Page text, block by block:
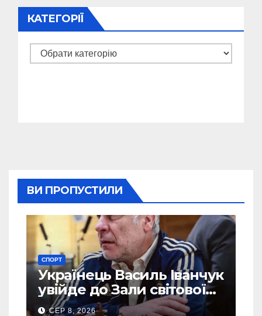
КАТЕГОРІЇ
Категорії
ВИ ПРОПУСТИЛИ
СПОРТ
Українець Василь Іванчук
увійде до Зали світової
шахової слави
СЕР 8, 2026